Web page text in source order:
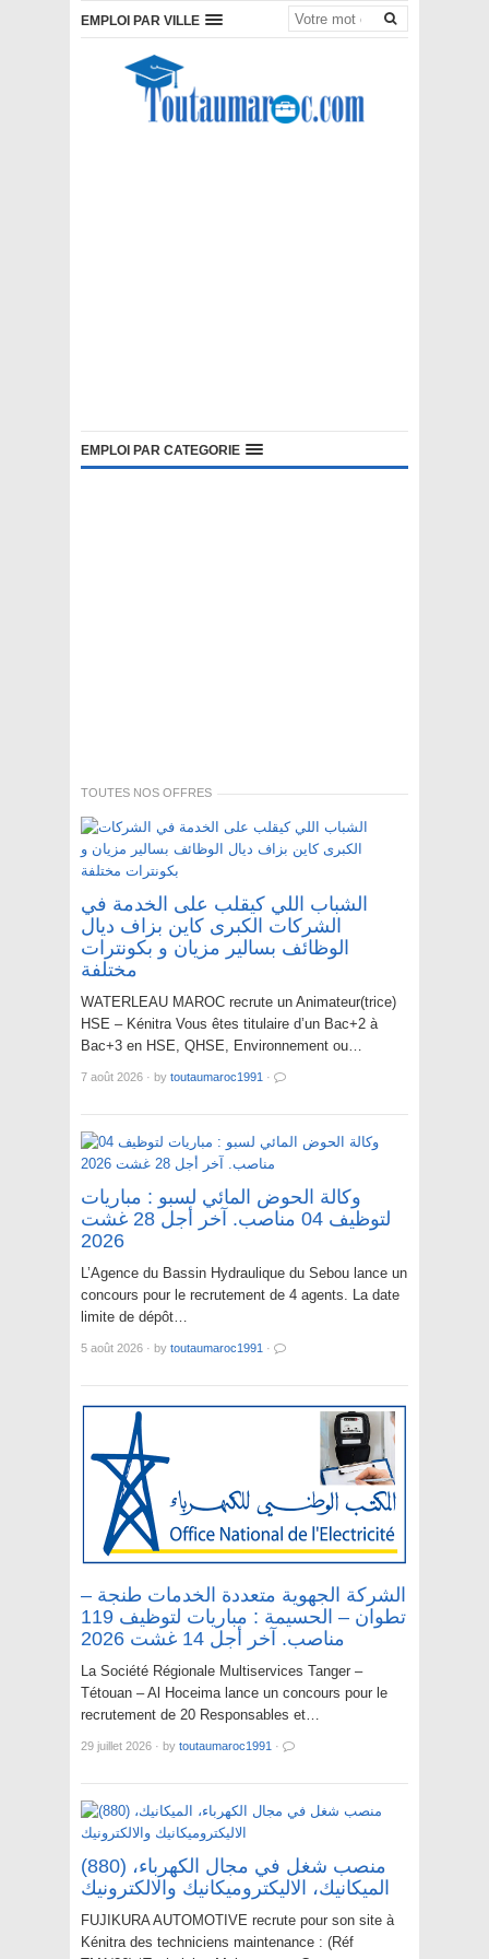
EMPLOI PAR VILLE
EMPLOI PAR CATEGORIE
TOUTES NOS OFFRES
الشباب اللي كيقلب على الخدمة في
الشركات الكبرى كاين بزاف ديال
الوظائف بسالير مزيان و بكونترات
مختلفة
WATERLEAU MAROC recrute un Animateur(trice)
HSE – Kénitra Vous êtes titulaire d’un Bac+2 à
Bac+3 en HSE, QHSE, Environnement ou…
7 août 2026 · by toutaumaroc1991 ·
وكالة الحوض المائي لسبو : مباريات
لتوظيف 04 مناصب. آخر أجل 28 غشت
2026
L’Agence du Bassin Hydraulique du Sebou lance un
concours pour le recrutement de 4 agents. La date
limite de dépôt…
5 août 2026 · by toutaumaroc1991 ·
الشركة الجهوية متعددة الخدمات طنجة –
تطوان – الحسيمة : مباريات لتوظيف 119
مناصب. آخر أجل 14 غشت 2026
La Société Régionale Multiservices Tanger –
Tétouan – Al Hoceima lance un concours pour le
recrutement de 20 Responsables et…
29 juillet 2026 · by toutaumaroc1991 ·
(880) منصب شغل في مجال الكهرباء،
الميكانيك، الاليكتروميكانيك والالكترونيك
FUJIKURA AUTOMOTIVE recrute pour son site à
Kénitra des techniciens maintenance : (Réf